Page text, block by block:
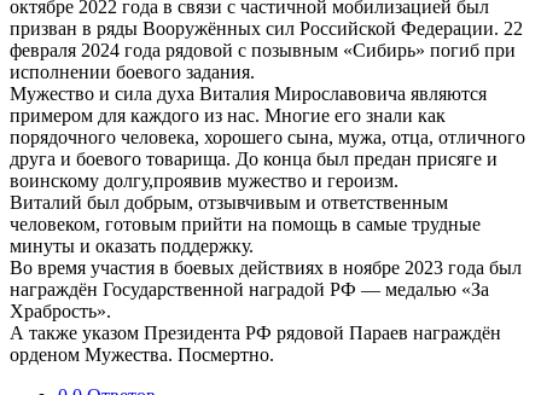
октябре 2022 года в связи с частичной мобилизацией был
призван в ряды Вооружённых сил Российской Федерации. 22
февраля 2024 года рядовой с позывным «Сибирь» погиб при
исполнении боевого задания.
Мужество и сила духа Виталия Мирославовича являются
примером для каждого из нас. Многие его знали как
порядочного человека, хорошего сына, мужа, отца, отличного
друга и боевого товарища. До конца был предан присяге и
воинскому долгу,проявив мужество и героизм.
Виталий был добрым, отзывчивым и ответственным
человеком, готовым прийти на помощь в самые трудные
минуты и оказать поддержку.
Во время участия в боевых действиях в ноябре 2023 года был
награждён Государственной наградой РФ — медалью «За
Храбрость».
А также указом Президента РФ рядовой Параев награждён
орденом Мужества. Посмертно.